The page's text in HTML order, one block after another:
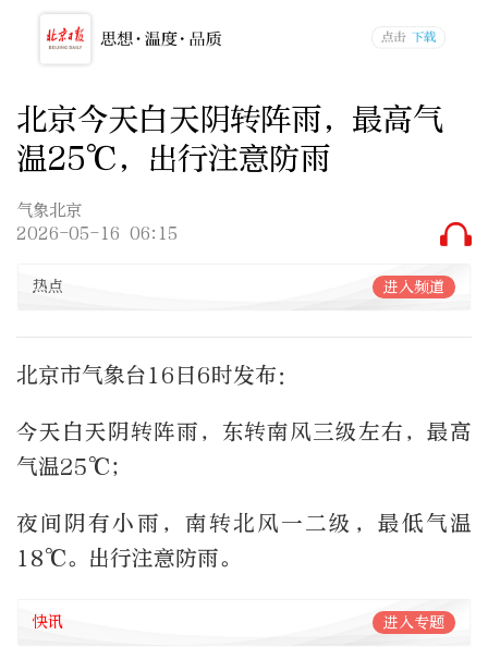
北京今天白天阴转阵雨，最高气
温25℃，出行注意防雨
气象北京
2026-05-16 06:15
热点 进入频道
北京市气象台16日6时发布：
今天白天阴转阵雨，东转南风三级左右，最高
气温25℃；
夜间阴有小雨，南转北风一二级，最低气温
18℃。出行注意防雨。
快讯 进入专题